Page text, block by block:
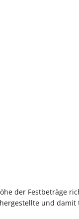
der Festbeträge
und